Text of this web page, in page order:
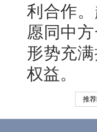
利合作
愿同中
形势充
权益。
推